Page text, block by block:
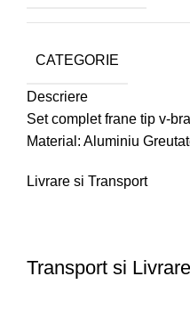
CATEGORIE
Descriere
Set complet frane tip v-
Material: Aluminiu
Livrare si Transport
Transport si Livrare